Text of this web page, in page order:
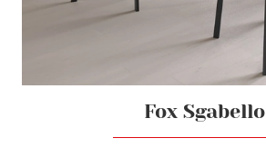
Fox Sgabello